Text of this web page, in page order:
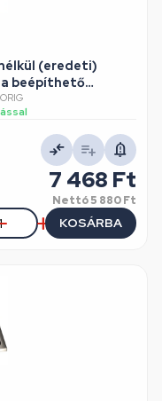
(eredeti)
7 468 Ft
Nettó5 880 Ft
KOSÁRBA